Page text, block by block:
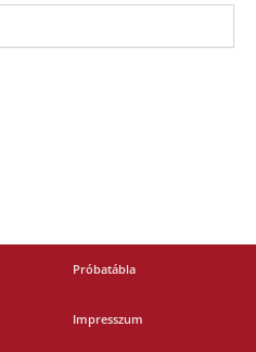
Próbatábla
Impresszum